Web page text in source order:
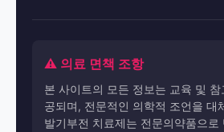
⚠️ 의료 면책 조항
본 사이트의 모든 정보는 교육 및 참
공되며, 전문적인 의학적 조언을 대
발기부전 치료제는 전문의약품으로